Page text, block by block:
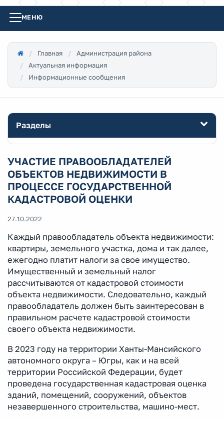
МЕНЮ
Главная
Администрация района
Актуальная информация
Информационные сообщения
Разделы
УЧАСТИЕ ПРАВООБЛАДАТЕЛЕЙ
ОБЪЕКТОВ НЕДВИЖИМОСТИ В
ПРОЦЕССЕ ГОСУДАРСТВЕННОЙ
КАДАСТРОВОЙ ОЦЕНКИ
27.10.2022
Каждый правообладатель объекта недвижимости:
квартиры, земельного участка, дома и так далее,
ежегодно платит налоги за свое имущество.
Имущественный и земельный налог
рассчитываются от кадастровой стоимости
объекта недвижимости. Следовательно, каждый
правообладатель должен быть заинтересован в
правильном расчете кадастровой стоимости
своего объекта недвижимости.
В 2023 году на территории Ханты-Мансийского
автономного округа – Югры, как и на всей
территории Российской Федерации, будет
проведена государственная кадастровая оценка
зданий, помещений, сооружений, объектов
незавершенного строительства, машино-мест.